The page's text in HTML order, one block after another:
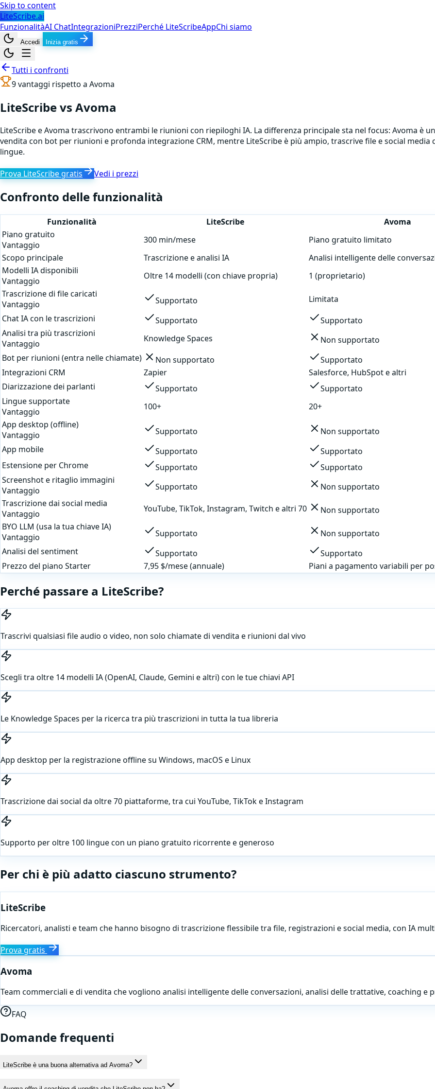
Skip to content
LiteScribe.ai
FunzionalitàAI ChatIntegrazioniPrezziPerché LiteScribeAppChi siamo
Accedi Inizia gratis
Tutti i confronti
9vantaggi rispetto a Avoma
LiteScribe vs Avoma
LiteScribe e Avoma trascrivono entrambi le riunioni con riepiloghi IA. La differenza principale sta nel focus: Avoma è
vendita con bot per riunioni e profonda integrazione CRM, mentre LiteScribe è più ampio, trascrive file e social media
lingue.
Prova LiteScribe gratis Vedi i prezzi
Confronto delle funzionalità
Funzionalità LiteScribe
Avoma
Piano gratuito
Vantaggio
300 min/mese
Piano gratuito limitato
Scopo principale
Trascrizione e analisi IA
Analisi intelligente delle
Modelli IA disponibili
Vantaggio
Oltre 14 modelli (con chiave propria)
1 (proprietario)
Trascrizione di file caricati
Vantaggio
Supportato
Limitata
Chat IA con le trascrizioni
Supportato
Supportato
Analisi tra più trascrizioni
Vantaggio
Knowledge Spaces
Non supportato
Bot per riunioni (entra nelle chiamate)
Non supportato
Supportato
Integrazioni CRM
Zapier
Salesforce, HubSpot e altri
Diarizzazione dei parlanti
Supportato
Supportato
Lingue supportate
Vantaggio
100+
20+
App desktop (offline)
Vantaggio
Supportato
Non supportato
App mobile
Supportato
Supportato
Estensione per Chrome
Supportato
Supportato
Screenshot e ritaglio immagini
Vantaggio
Supportato
Non supportato
Trascrizione dai social media
Vantaggio
YouTube, TikTok, Instagram, Twitch e altri 70
Non supportato
BYO LLM (usa la tua chiave IA)
Vantaggio
Supportato
Non supportato
Analisi del sentiment
Supportato
Supportato
Prezzo del piano Starter
7,95 $/mese (annuale) Piani a pagamento variabili per
Perché passare a LiteScribe?
Trascrivi qualsiasi file audio o video, non solo chiamate di vendita e riunioni dal vivo
Scegli tra oltre 14 modelli IA (OpenAI, Claude, Gemini e altri) con le tue chiavi API
Le Knowledge Spaces per la ricerca tra più trascrizioni in tutta la tua libreria
App desktop per la registrazione offline su Windows, macOS e Linux
Trascrizione dai social da oltre 70 piattaforme, tra cui YouTube, TikTok e Instagram
Supporto per oltre 100 lingue con un piano gratuito ricorrente e generoso
Per chi è più adatto ciascuno strumento?
LiteScribe
Ricercatori, analisti e team che hanno bisogno di trascrizione flessibile tra file, registrazioni e social media, con IA
Prova gratis
Avoma
Team commerciali e di vendita che vogliono analisi intelligente delle conversazioni, analisi delle trattative, coaching
FAQ
Domande frequenti
LiteScribe è una buona alternativa ad Avoma?